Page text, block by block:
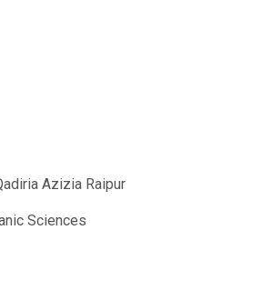
Azizia Raipur
Sciences